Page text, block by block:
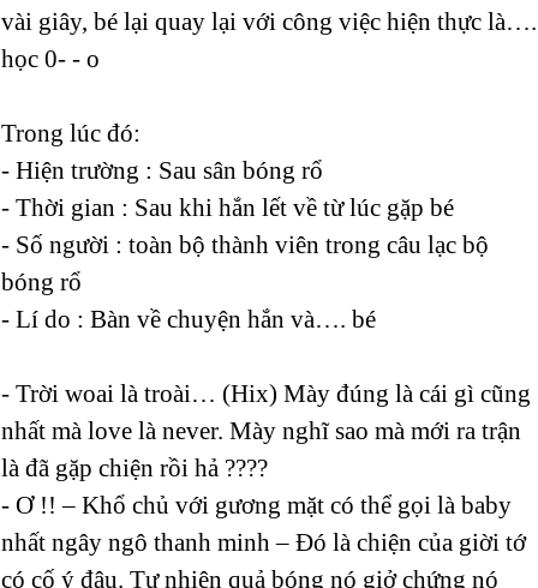
vài giây, bé lại quay lại với công việc hiện thực là….
học 0- - o
Trong lúc đó:
- Hiện trường : Sau sân bóng rổ
- Thời gian : Sau khi hắn lết về từ lúc gặp bé
- Số người : toàn bộ thành viên trong câu lạc bộ
bóng rổ
- Lí do : Bàn về chuyện hắn và…. bé
- Trời woai là troài… (Hix) Mày đúng là cái gì cũng
nhất mà love là never. Mày nghĩ sao mà mới ra trận
là đã gặp chiện rồi hả ????
- Ơ !! – Khổ chủ với gương mặt có thể gọi là baby
nhất ngây ngô thanh minh – Đó là chiện của giời tớ
có cố ý đâu. Tự nhiên quả bóng nó giở chứng nó